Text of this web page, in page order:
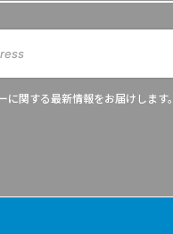
に関する最新情報をお届けします。